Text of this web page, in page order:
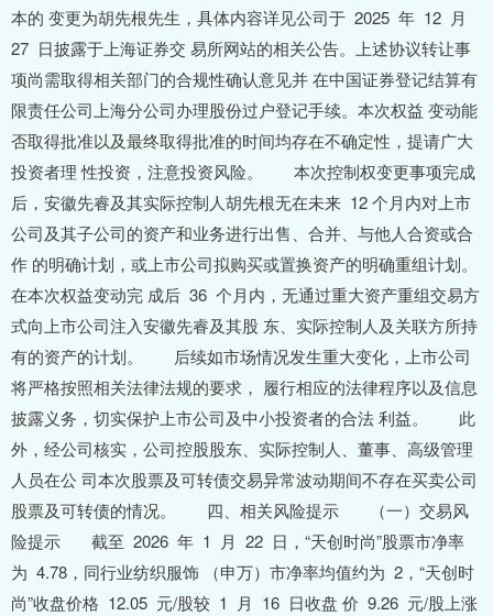
本的 变更为胡先根先生，具体内容详见公司于 2025 年 12 月
27 日披露于上海证券交 易所网站的相关公告。上述协议转让事
项尚需取得相关部门的合规性确认意见并 在中国证券登记结算有
限责任公司上海分公司办理股份过户登记手续。本次权益 变动能
否取得批准以及最终取得批准的时间均存在不确定性，提请广大
投资者理 性投资，注意投资风险。 本次控制权变更事项完成
后，安徽先睿及其实际控制人胡先根无在未来 12 个月内对上市
公司及其子公司的资产和业务进行出售、合并、与他人合资或合
作 的明确计划，或上市公司拟购买或置换资产的明确重组计划。
在本次权益变动完 成后 36 个月内，无通过重大资产重组交易方
式向上市公司注入安徽先睿及其股 东、实际控制人及关联方所持
有的资产的计划。 后续如市场情况发生重大变化，上市公司
将严格按照相关法律法规的要求， 履行相应的法律程序以及信息
披露义务，切实保护上市公司及中小投资者的合法 利益。 此
外，经公司核实，公司控股股东、实际控制人、董事、高级管理
人员在公 司本次股票及可转债交易异常波动期间不存在买卖公司
股票及可转债的情况。 四、相关风险提示 （一）交易风
险提示 截至 2026 年 1 月 22 日，“天创时尚”股票市净率
为 4.78，同行业纺织服饰 （申万）市净率均值约为 2，“天创时
尚”收盘价格 12.05 元/股较 1 月 16 日收盘 价 9.26 元/股上涨